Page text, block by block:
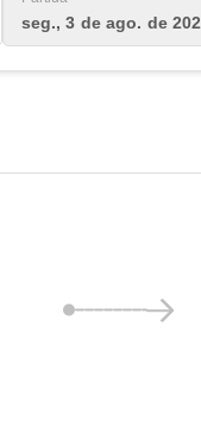
seg., 3 de ago. de